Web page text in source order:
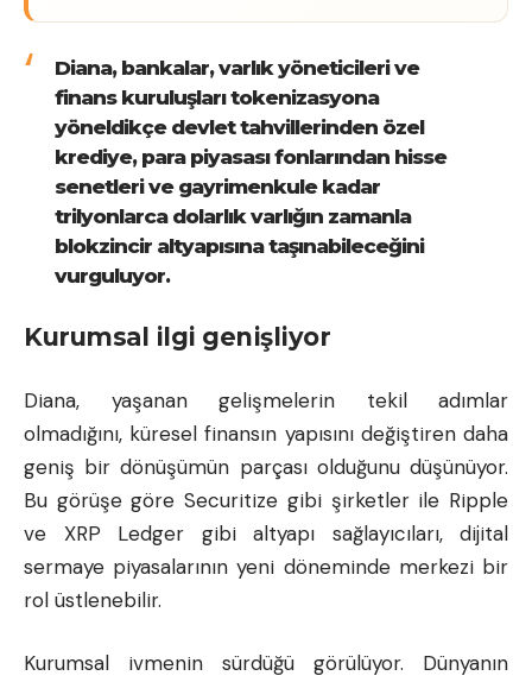
Diana, bankalar, varlık yöneticileri ve
finans kuruluşları tokenizasyona
yöneldikçe devlet tahvillerinden özel
krediye, para piyasası fonlarından hisse
senetleri ve gayrimenkule kadar
trilyonlarca dolarlık varlığın zamanla
blokzincir altyapısına taşınabileceğini
vurguluyor.
Kurumsal ilgi genişliyor
Diana, yaşanan gelişmelerin tekil adımlar
olmadığını, küresel finansın yapısını değiştiren daha
geniş bir dönüşümün parçası olduğunu düşünüyor.
Bu görüşe göre Securitize gibi şirketler ile Ripple
ve XRP Ledger gibi altyapı sağlayıcıları, dijital
sermaye piyasalarının yeni döneminde merkezi bir
rol üstlenebilir.
Kurumsal ivmenin sürdüğü görülüyor. Dünyanın